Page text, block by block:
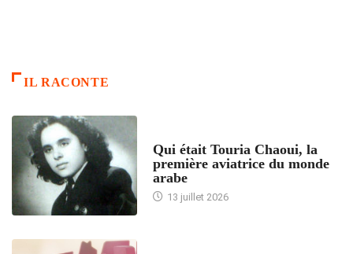
IL RACONTE
Qui était Touria Chaoui, la
première aviatrice du monde
arabe
13 juillet 2026